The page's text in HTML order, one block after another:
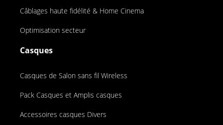
Câblages haute fidélité & Home Cinema
Optimisation secteur
Casques
Casques de Salon sans fil Wireless
Pack Casques et Amplis casques
Accessoires casques Divers